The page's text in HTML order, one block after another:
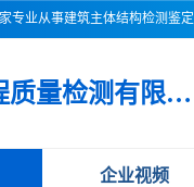
三亚市吉奥普建设工程质量检测有限公司陕西分公司
企业视频